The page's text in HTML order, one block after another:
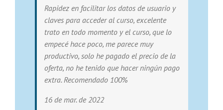
Rapidez en facilitar los datos de usuario y
claves para acceder al curso, excelente
trato en todo momento y el curso, que lo
empecé hace poco, me parece muy
productivo, solo he pagado el precio de la
oferta, no he tenido que hacer ningún pago
extra. Recomendado 100%
16 de mar. de 2022